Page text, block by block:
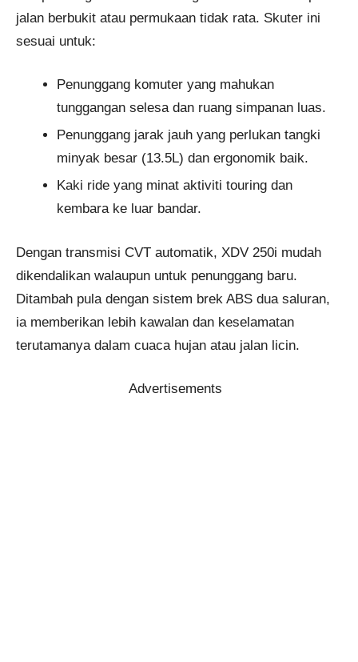
jalan berbukit atau permukaan tidak rata. Skuter ini
sesuai untuk:
Penunggang komuter yang mahukan
tunggangan selesa dan ruang simpanan luas.
Penunggang jarak jauh yang perlukan tangki
minyak besar (13.5L) dan ergonomik baik.
Kaki ride yang minat aktiviti touring dan
kembara ke luar bandar.
Dengan transmisi CVT automatik, XDV 250i mudah
dikendalikan walaupun untuk penunggang baru.
Ditambah pula dengan sistem brek ABS dua saluran,
ia memberikan lebih kawalan dan keselamatan
terutamanya dalam cuaca hujan atau jalan licin.
Advertisements